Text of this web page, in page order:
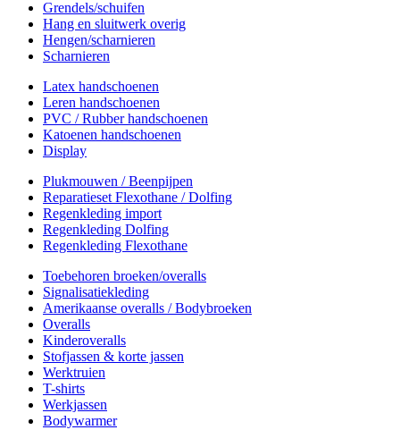
Grendels/schuifen
Hang en sluitwerk overig
Hengen/scharnieren
Scharnieren
Latex handschoenen
Leren handschoenen
PVC / Rubber handschoenen
Katoenen handschoenen
Display
Plukmouwen / Beenpijpen
Reparatieset Flexothane / Dolfing
Regenkleding import
Regenkleding Dolfing
Regenkleding Flexothane
Toebehoren broeken/overalls
Signalisatiekleding
Amerikaanse overalls / Bodybroeken
Overalls
Kinderoveralls
Stofjassen & korte jassen
Werktruien
T-shirts
Werkjassen
Bodywarmer